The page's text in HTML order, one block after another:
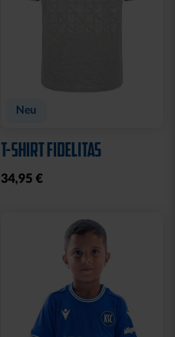
Neu
T-SHIRT FIDELITAS
34,95 €